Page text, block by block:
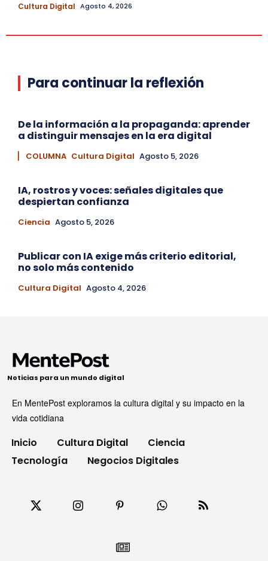
Cultura Digital Agosto 4, 2026
Para continuar la reflexión
De la información a la propaganda: aprender
a distinguir mensajes en la era digital
▏ COLUMNA Cultura Digital Agosto 5, 2026
IA, rostros y voces: señales digitales que
despiertan confianza
Ciencia Agosto 5, 2026
Publicar con IA exige más criterio editorial,
no solo más contenido
Cultura Digital Agosto 4, 2026
Noticias para un mundo digital
En MentePost exploramos la cultura digital y su impacto en la
vida cotidiana
Inicio Cultura Digital
Ciencia
Tecnología
Negocios Digitales